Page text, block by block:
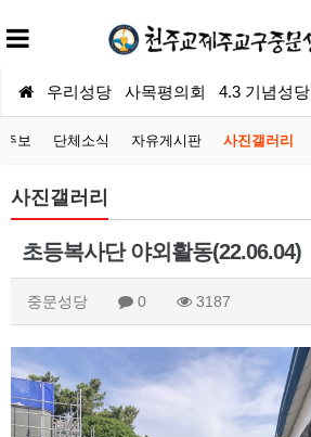
우리성당 사목평의회 4.3 기념성당
보 단체소식 자유게시판 사진갤러리
사진갤러리
초등복사단 야외활동(22.06.04)
중문성당 0 3187